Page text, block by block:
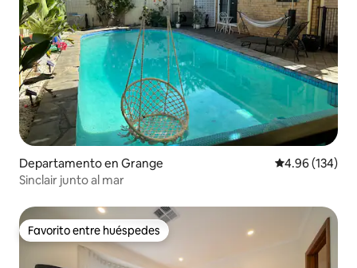
Departamento en Grange Calificación
4.96 (134)
Sinclair junto al mar
Favorito entre huéspedes
Favorito entre huéspedes